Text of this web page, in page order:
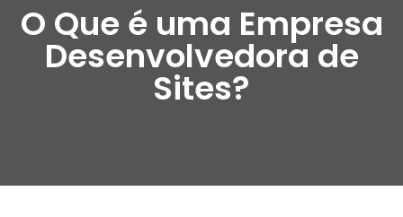
O Que é uma Empresa
Desenvolvedora de
Sites?